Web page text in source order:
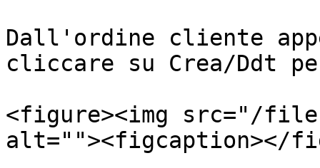
Dall'ordine cliente
cliccare su Crea/Ddt
<figure><img src="/files/
alt=""><figcaption></